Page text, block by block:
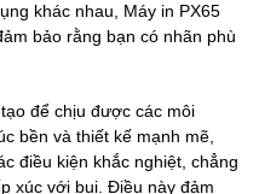
khác nhau, Máy in PX65
bảo rằng bạn có nhãn phù
để chịu được các môi
bền và thiết kế mạnh mẽ,
điều kiện khắc nghiệt, chẳng
xúc với bụi. Điều này đảm